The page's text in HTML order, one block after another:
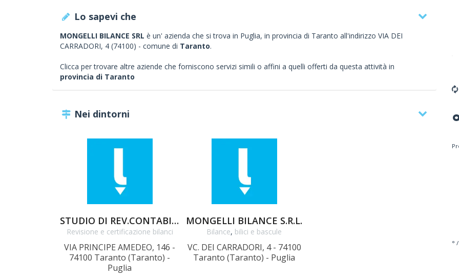
Lo sapevi che
MONGELLI BILANCE SRL è un' azienda che si trova in Puglia, in provincia di Taranto all'indirizzo VIA DEI
CARRADORI, 4 (74100) - comune di Taranto.
Clicca per trovare altre aziende che forniscono servizi simili o affini a quelli offerti da questa attività in
provincia di Taranto
Nei dintorni
STUDIO DI REV.CONTABILE CASTELLI VITTORIO ROMANO
Revisione e certificazione bilanci
VIA PRINCIPE AMEDEO, 146 -
74100 Taranto (Taranto) -
Puglia
MONGELLI BILANCE S.R.L.
Bilance, bilici e bascule
VC. DEI CARRADORI, 4 - 74100
Taranto (Taranto) - Puglia
°